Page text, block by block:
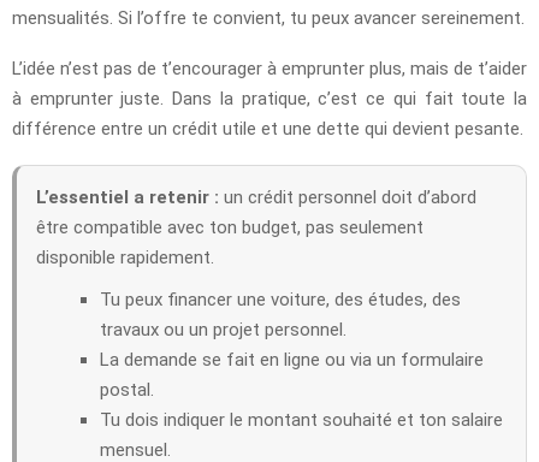
mensualités. Si l’offre te convient, tu peux avancer sereinement.
L’idée n’est pas de t’encourager à emprunter plus, mais de t’aider
à emprunter juste. Dans la pratique, c’est ce qui fait toute la
différence entre un crédit utile et une dette qui devient pesante.
L’essentiel a retenir : un crédit personnel doit d’abord
être compatible avec ton budget, pas seulement
disponible rapidement.
Tu peux financer une voiture, des études, des
travaux ou un projet personnel.
La demande se fait en ligne ou via un formulaire
postal.
Tu dois indiquer le montant souhaité et ton salaire
mensuel.